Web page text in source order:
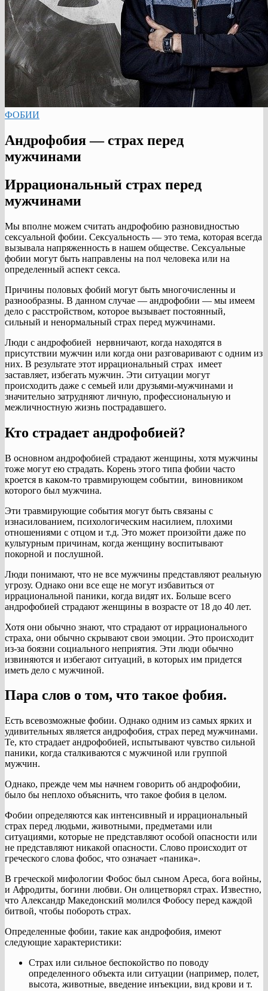
ФОБИИ
Андрофобия — страх перед
мужчинами
Иррациональный страх перед
мужчинами
Мы вполне можем считать андрофобию разновидностью
сексуальной фобии. Сексуальность — это тема, которая всегда
вызывала напряженность в нашем обществе. Сексуальные
фобии могут быть направлены на пол человека или на
определенный аспект секса.
Причины половых фобий могут быть многочисленны и
разнообразны. В данном случае — андрофобии — мы имеем
дело с расстройством, которое вызывает постоянный,
сильный и ненормальный страх перед мужчинами.
Люди с андрофобией нервничают, когда находятся в
присутствии мужчин или когда они разговаривают с одним из
них. В результате этот иррациональный страх имеет
заставляет, избегать мужчин. Эти ситуации могут
происходить даже с семьей или друзьями-мужчинами и
значительно затрудняют личную, профессиональную и
межличностную жизнь пострадавшего.
Кто страдает андрофобией?
В основном андрофобией страдают женщины, хотя мужчины
тоже могут ею страдать. Корень этого типа фобии часто
кроется в каком-то травмирующем событии, виновником
которого был мужчина.
Эти травмирующие события могут быть связаны с
изнасилованием, психологическим насилием, плохими
отношениями с отцом и т.д. Это может произойти даже по
культурным причинам, когда женщину воспитывают
покорной и послушной.
Люди понимают, что не все мужчины представляют реальную
угрозу. Однако они все еще не могут избавиться от
иррациональной паники, когда видят их. Больше всего
андрофобией страдают женщины в возрасте от 18 до 40 лет.
Хотя они обычно знают, что страдают от иррационального
страха, они обычно скрывают свои эмоции. Это происходит
из-за боязни социального неприятия. Эти люди обычно
извиняются и избегают ситуаций, в которых им придется
иметь дело с мужчиной.
Пара слов о том, что такое фобия.
Есть всевозможные фобии. Однако одним из самых ярких и
удивительных является андрофобия, страх перед мужчинами.
Те, кто страдает андрофобией, испытывают чувство сильной
паники, когда сталкиваются с мужчиной или группой
мужчин.
Однако, прежде чем мы начнем говорить об андрофобии,
было бы неплохо объяснить, что такое фобия в целом.
Фобии определяются как интенсивный и иррациональный
страх перед людьми, животными, предметами или
ситуациями, которые не представляют особой опасности или
не представляют никакой опасности. Слово происходит от
греческого слова фобос, что означает «паника».
В греческой мифологии Фобос был сыном Ареса, бога войны,
и Афродиты, богини любви. Он олицетворял страх. Известно,
что Александр Македонский молился Фобосу перед каждой
битвой, чтобы побороть страх.
Определенные фобии, такие как андрофобия, имеют
следующие характеристики:
Страх или сильное беспокойство по поводу
определенного объекта или ситуации (например, полет,
высота, животные, введение инъекции, вид крови и т.